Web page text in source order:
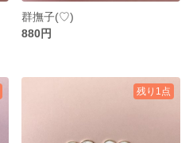
群撫子(♡)
880円
残り1点